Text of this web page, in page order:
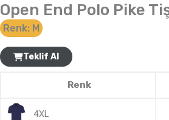
Open End Polo Pike
Renk: M
Teklif Al
Renk
4XL